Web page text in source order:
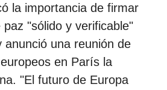
la importancia de firmar
paz "sólido y verificable"
anunció una reunión de
en París la
"El futuro de Europa